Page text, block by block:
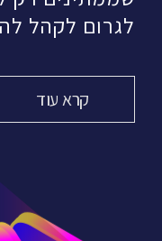
לגרום לקהל
קרא עוד